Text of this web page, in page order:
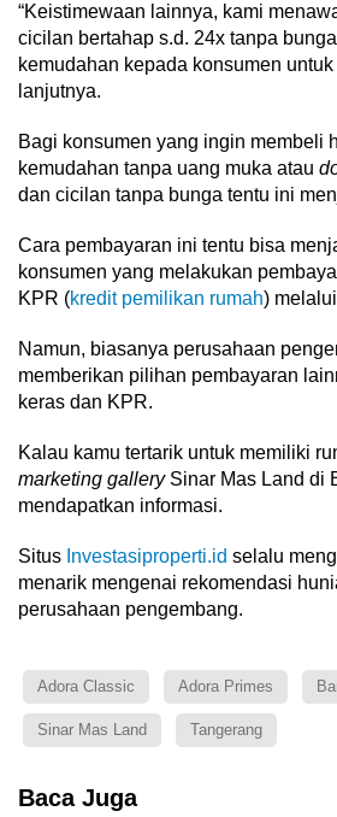
“Keistimewaan lainnya, kami
cicilan bertahap s.d. 24x tanpa
kemudahan kepada konsumen
lanjutnya.
Bagi konsumen yang ingin membeli
kemudahan tanpa uang muka atau
dan cicilan tanpa bunga tentu ini
Cara pembayaran ini tentu bisa
konsumen yang melakukan
KPR (kredit pemilikan rumah)
Namun, biasanya perusahaan
memberikan pilihan pembayaran
keras dan KPR.
Kalau kamu tertarik untuk memiliki
marketing gallerySinar Mas Land di
mendapatkan informasi.
Situs Investasiproperti.id selalu
menarik mengenai rekomendasi
perusahaan pengembang.
Adora Classic Adora Primes
Sinar Mas Land Tangerang
Baca Juga